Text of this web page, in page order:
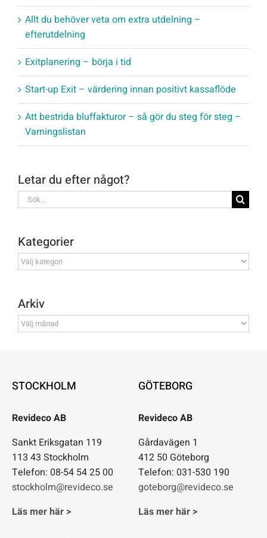
Allt du behöver veta om extra utdelning –
efterutdelning
Exitplanering – börja i tid
Start-up Exit – värdering innan positivt kassaflöde
Att bestrida bluffakturor – så gör du steg för steg –
Varningslistan
Letar du efter något?
Sök
efter:
Kategorier
Kategorier
Arkiv
Arkiv
STOCKHOLM
Revideco AB
Sankt Eriksgatan 119
113 43 Stockholm
Telefon: 08-54 54 25 00
stockholm@revideco.se
Läs mer här >
GÖTEBORG
Revideco AB
Gårdavägen 1
412 50 Göteborg
Telefon: 031-530 190
goteborg@revideco.se
Läs mer här >